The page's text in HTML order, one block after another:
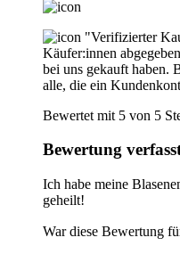
"Verifizierter
Käufer:innen
bei uns gekauft haben.
alle, die ein
Bewertet mit 5 von 5
Bewertung
Ich habe meine
geheilt!
War diese Bewertung